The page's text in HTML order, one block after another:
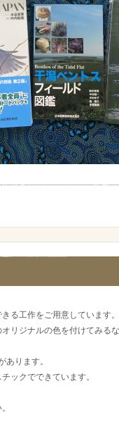
る工作をご用意しています。
リジナルの色を付けてみる
あります。
ックでできています。